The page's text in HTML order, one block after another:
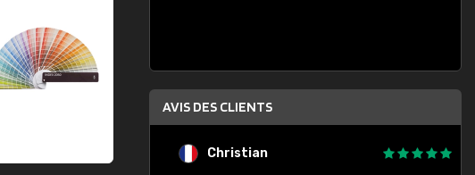
AVIS DES CLIENTS
Christian